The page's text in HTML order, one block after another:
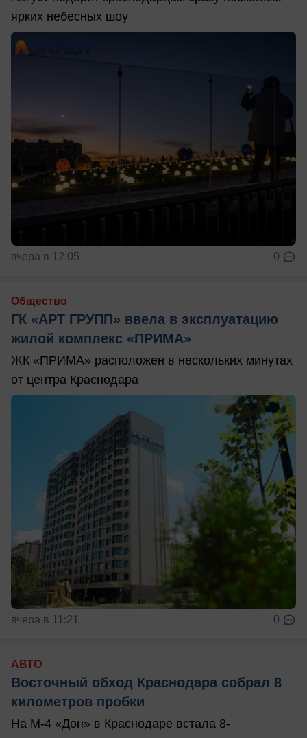
ярких небесных шоу
вчера в 12:05 0
Общество
ГК «АРТ ГРУПП» ввела в эксплуатацию
жилой комплекс «ПРИМА»
ЖК «ПРИМА» расположен в нескольких минутах
от центра Краснодара
вчера в 11:21 0
АВТО
Восточный обход Краснодара собрал 8
километров пробки
На М-4 «Дон» в Краснодаре встала 8-